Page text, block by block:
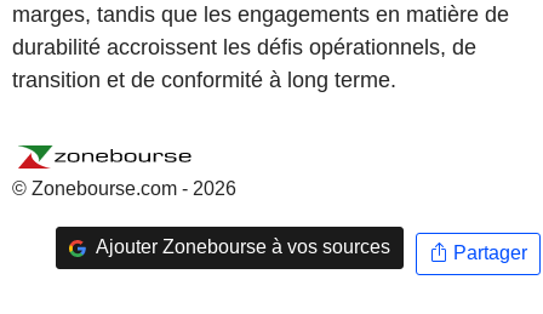
marges, tandis que les engagements en matière de
durabilité accroissent les défis opérationnels, de
transition et de conformité à long terme.
© Zonebourse.com - 2026
Ajouter Zonebourse à vos sources Partager